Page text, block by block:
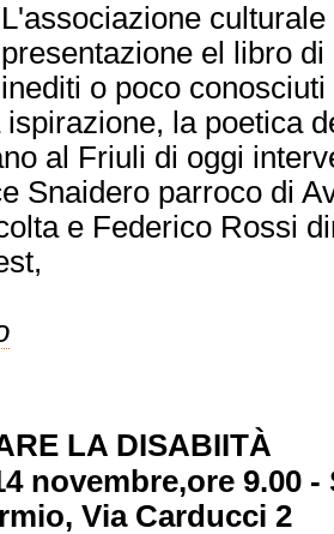
L'associazione
presentazione el libro
inediti o poco
ispirazione, la poetica
al Friuli di oggi
Snaidero parroco di
e Federico Rossi
LA DISABIITÀ
novembre,ore 9.00
Via Carducci 2